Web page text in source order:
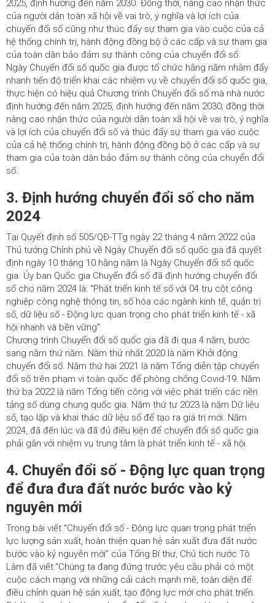
2025, định hướng đến năm 2030. Đồng thời, nâng cao nhận thức
của người dân toàn xã hội về vai trò, ý nghĩa và lợi ích của
chuyển đổi số cũng như thúc đẩy sự tham gia vào cuộc của cả
hệ thống chính trị, hành động đồng bộ ở các cấp và sự tham gia
của toàn dân bảo đảm sự thành công của chuyển đổi số.
Ngày Chuyển đổi số quốc gia được tổ chức hằng năm nhằm đẩy
nhanh tiến độ triển khai các nhiệm vụ về chuyển đổi số quốc gia,
thực hiện có hiệu quả Chương trình Chuyển đổi số mà nhà nước
định hướng đến năm 2025, định hướng đến năm 2030; đồng thời
nâng cao nhận thức của người dân toàn xã hội về vai trò, ý nghĩa
và lợi ích của chuyển đổi số và thúc đẩy sự tham gia vào cuộc
của cả hệ thống chính trị, hành động đồng bộ ở các cấp và sự
tham gia của toàn dân bảo đảm sự thành công của chuyển đổi
số.
3. Định hướng chuyển đổi số cho năm
2024
Tại Quyết định số 505/QĐ-TTg ngày 22 tháng 4 năm 2022 của
Thủ tướng Chính phủ về Ngày Chuyển đổi số quốc gia đã quyết
định ngày 10 tháng 10 hằng năm là Ngày Chuyển đổi số quốc
gia. Ủy ban Quốc gia Chuyển đổi số đã định hướng chuyển đổi
số cho năm 2024 là: “Phát triển kinh tế số với 04 trụ cột công
nghiệp công nghệ thông tin, số hóa các ngành kinh tế, quản trị
số, dữ liệu số - Động lực quan trọng cho phát triển kinh tế - xã
hội nhanh và bền vững”.
Chương trình Chuyển đổi số quốc gia đã đi qua 4 năm, bước
sang năm thứ năm. Năm thứ nhất 2020 là năm Khởi động
chuyển đổi số. Năm thứ hai 2021 là năm Tổng diễn tập chuyển
đổi số trên phạm vi toàn quốc để phòng chống Covid-19. Năm
thứ ba 2022 là năm Tổng tiến công với việc phát triển các nền
tảng số dùng chung quốc gia. Năm thứ tư 2023 là năm Dữ liệu
số, tạo lập và khai thác dữ liệu số để tạo ra giá trị mới. Năm
2024, đã đến lúc và đã đủ điều kiện để chuyển đổi số quốc gia
phải gắn với nhiệm vụ trung tâm là phát triển kinh tế - xã hội.
4. Chuyển đổi số - Động lực quan trọng
để đưa đưa đất nước bước vào kỷ
nguyên mới
Trong bài viết “Chuyển đổi số - Động lực quan trọng phát triển
lực lượng sản xuất, hoàn thiện quan hệ sản xuất đưa đất nước
bước vào kỷ nguyên mới” của Tổng Bí thư, Chủ tịch nước Tô
Lâm đã viết:“Chúng ta đang đứng trước yêu cầu phải có một
cuộc cách mạng với những cải cách mạnh mẽ, toàn diện để
điều chỉnh quan hệ sản xuất, tạo động lực mới cho phát triển.